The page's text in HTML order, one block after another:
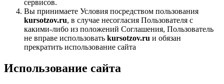
сервисов.
Вы принимаете Условия посредством пользования
kursotzov.ru, в случае несогласия Пользователя с
какими-либо из положений Соглашения, Пользователь
не вправе использовать kursotzov.ru и обязан
прекратить использование сайта
Использование сайта